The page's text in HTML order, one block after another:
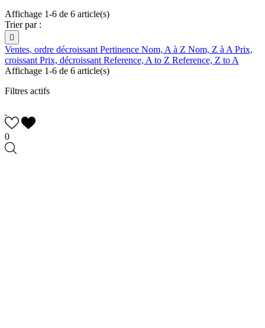
Affichage 1-6 de 6 article(s)
Trier par :

Ventes, ordre décroissant Pertinence Nom, A à Z Nom, Z à A Prix,
croissant Prix, décroissant Reference, A to Z Reference, Z to A
Affichage 1-6 de 6 article(s)
Filtres actifs
0